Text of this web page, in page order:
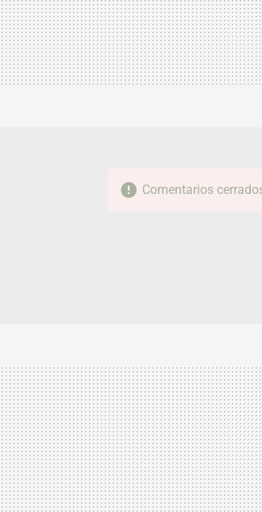
Comentarios